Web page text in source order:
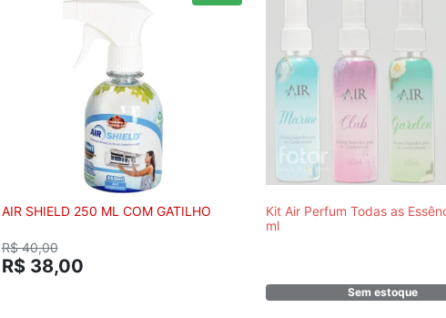
AIR SHIELD 250 ML COM GATILHO
R$ 40,00
R$ 38,00
Kit Air Perfum Todas as
ml
Sem estoque